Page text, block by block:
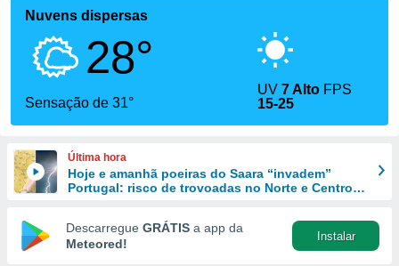
foi
fornecidas
a este
das
e
forma
digital
Nuvens dispersas
28°
Sensação de 31°
UV7 Alto FPS
15-25
Última hora
Hoje e amanhã poeiras do Saara “invadem”
Portugal: risco de trovoadas no Norte e Centro
Descarregue GRÁTIS a app da
Meteored!
Instalar